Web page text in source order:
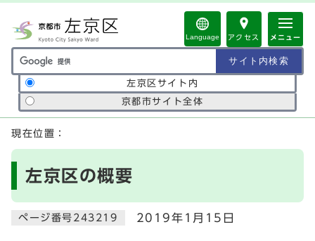
Language アクセス メニュー
サイト内検索の範囲
左京区サイト内
京都市サイト全体
ここから本文です
現在位置：
左京区の概要
ページ番号243219 2019年1月15日